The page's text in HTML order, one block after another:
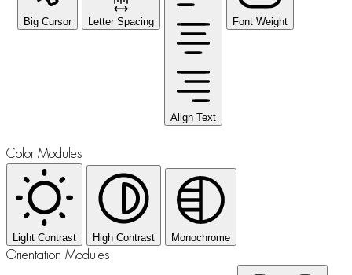
Big Cursor Letter Spacing
Align Text
Font Weight
Color Modules
Light Contrast High Contrast Monochrome
Orientation Modules